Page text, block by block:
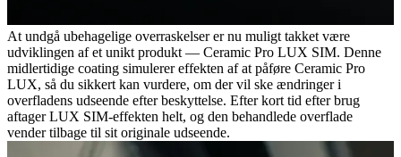
At undgå ubehagelige overraskelser er nu muligt takket være
udviklingen af et unikt produkt — Ceramic Pro LUX SIM. Denne
midlertidige coating simulerer effekten af at påføre Ceramic Pro
LUX, så du sikkert kan vurdere, om der vil ske ændringer i
overfladens udseende efter beskyttelse. Efter kort tid efter brug
aftager LUX SIM-effekten helt, og den behandlede overflade
vender tilbage til sit originale udseende.